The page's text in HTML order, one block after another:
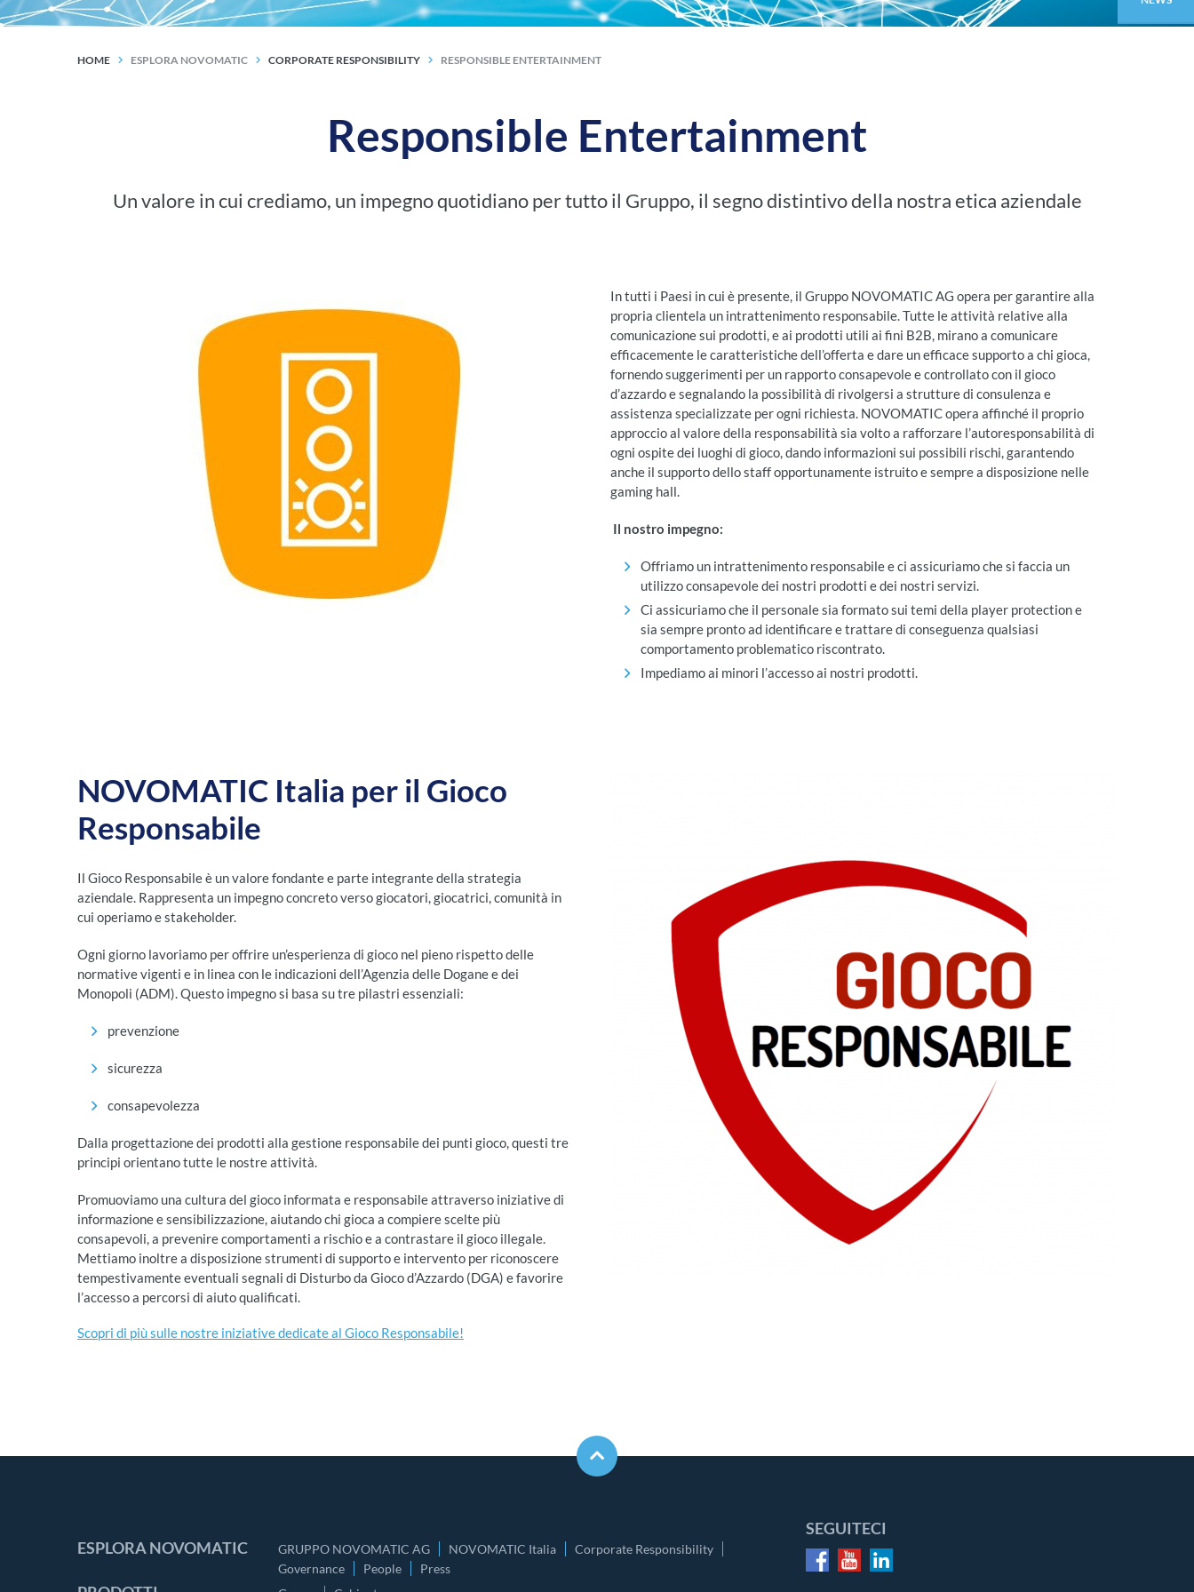
HOME ESPLORA NOVOMATIC CORPORATE RESPONSIBILITY RESPONSIBLE ENTERTAINMENT
Responsible Entertainment
Un valore in cui crediamo, un impegno quotidiano per tutto il Gruppo, il segno distintivo della nostra etica aziendale
In tutti i Paesi in cui è presente, il Gruppo NOVOMATIC AG opera per garantire alla
propria clientela un intrattenimento responsabile. Tutte le attività relative alla
comunicazione sui prodotti, e ai prodotti utili ai fini B2B, mirano a comunicare
efficacemente le caratteristiche dell’offerta e dare un efficace supporto a chi gioca,
fornendo suggerimenti per un rapporto consapevole e controllato con il gioco
d’azzardo e segnalando la possibilità di rivolgersi a strutture di consulenza e
assistenza specializzate per ogni richiesta. NOVOMATIC opera affinché il proprio
approccio al valore della responsabilità sia volto a rafforzare l’autoresponsabilità di
ogni ospite dei luoghi di gioco, dando informazioni sui possibili rischi, garantendo
anche il supporto dello staff opportunamente istruito e sempre a disposizione nelle
gaming hall.
Il nostro impegno:
Offriamo un intrattenimento responsabile e ci assicuriamo che si faccia un
utilizzo consapevole dei nostri prodotti e dei nostri servizi.
Ci assicuriamo che il personale sia formato sui temi della player protection e
sia sempre pronto ad identificare e trattare di conseguenza qualsiasi
comportamento problematico riscontrato.
Impediamo ai minori l’accesso ai nostri prodotti.
NOVOMATIC Italia per il Gioco
Responsabile
Il Gioco Responsabile è un valore fondante e parte integrante della strategia
aziendale. Rappresenta un impegno concreto verso giocatori, giocatrici, comunità in
cui operiamo e stakeholder.
Ogni giorno lavoriamo per offrire un’esperienza di gioco nel pieno rispetto delle
normative vigenti e in linea con le indicazioni dell’Agenzia delle Dogane e dei
Monopoli (ADM). Questo impegno si basa su tre pilastri essenziali:
prevenzione
sicurezza
consapevolezza
Dalla progettazione dei prodotti alla gestione responsabile dei punti gioco, questi tre
principi orientano tutte le nostre attività.
Promuoviamo una cultura del gioco informata e responsabile attraverso iniziative di
informazione e sensibilizzazione, aiutando chi gioca a compiere scelte più
consapevoli, a prevenire comportamenti a rischio e a contrastare il gioco illegale.
Mettiamo inoltre a disposizione strumenti di supporto e intervento per riconoscere
tempestivamente eventuali segnali di Disturbo da Gioco d’Azzardo (DGA) e favorire
l’accesso a percorsi di aiuto qualificati.
Scopri di più sulle nostre iniziative dedicate al Gioco Responsabile!
ESPLORA NOVOMATIC GRUPPO NOVOMATIC AG NOVOMATIC Italia
Corporate Responsibility
Governance
People Press
SEGUITECI